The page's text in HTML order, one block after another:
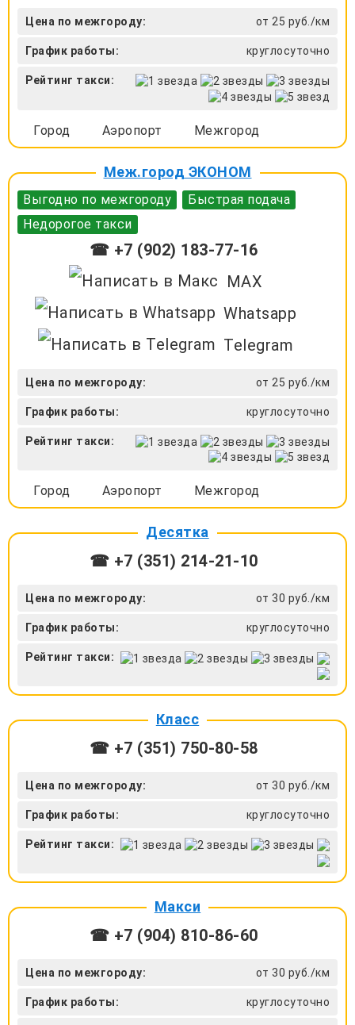
Цена по межгороду: от 25 руб./км
График работы: круглосуточно
Рейтинг такси:
Город Аэропорт Межгород
Меж.город ЭКОНОМ
Выгодно по межгороду
Быстрая подача
Недорогое такси
☎ +7 (902) 183-77-16
MAX
Whatsapp
Telegram
Цена по межгороду: от 25 руб./км
График работы: круглосуточно
Рейтинг такси:
Город Аэропорт Межгород
Десятка
☎ +7 (351) 214-21-10
Цена по межгороду: от 30 руб./км
График работы: круглосуточно
Рейтинг такси:
Класс
☎ +7 (351) 750-80-58
Цена по межгороду: от 30 руб./км
График работы: круглосуточно
Рейтинг такси:
Макси
☎ +7 (904) 810-86-60
Цена по межгороду: от 30 руб./км
График работы: круглосуточно